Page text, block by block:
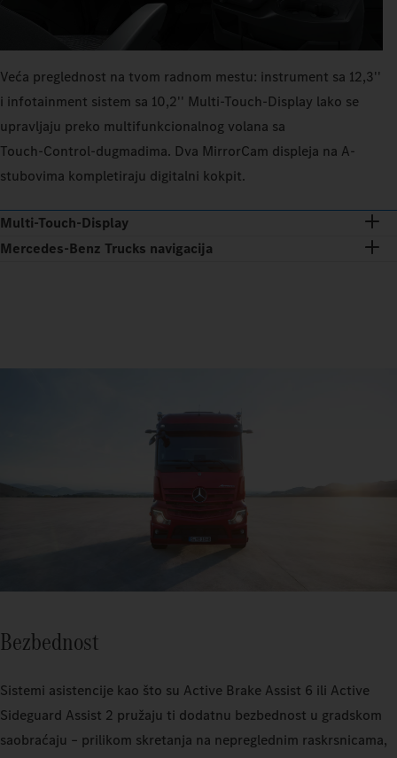
Veća preglednost na tvom radnom mestu: instrument sa 12,3''
i infotainment sistem sa 10,2'' Multi-Touch-Display lako se
upravljaju preko multifunkcionalnog volana sa
Touch‑Control‑dugmadima. Dva MirrorCam displeja na A-
stubovima kompletiraju digitalni kokpit.
Multi-Touch-Display
Mercedes-Benz Trucks navigacija
Bezbednost
Sistemi asistencije kao što su Active Brake Assist 6 ili Active
Sideguard Assist 2 pružaju ti dodatnu bezbednost u gradskom
saobraćaju – prilikom skretanja na nepreglednim raskrsnicama,